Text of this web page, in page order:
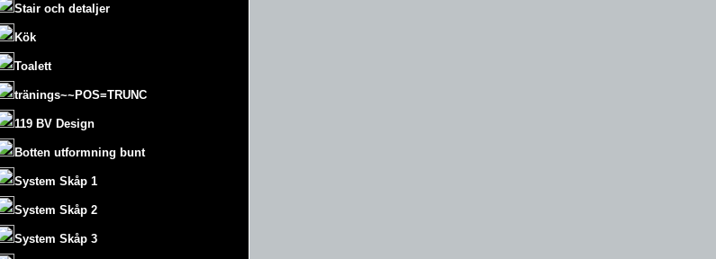
Stair och detaljer
Kök
Toalett
tränings~~POS=TRUNC
119 BV Design
Botten utformning bunt
System Skåp 1
System Skåp 2
System Skåp 3